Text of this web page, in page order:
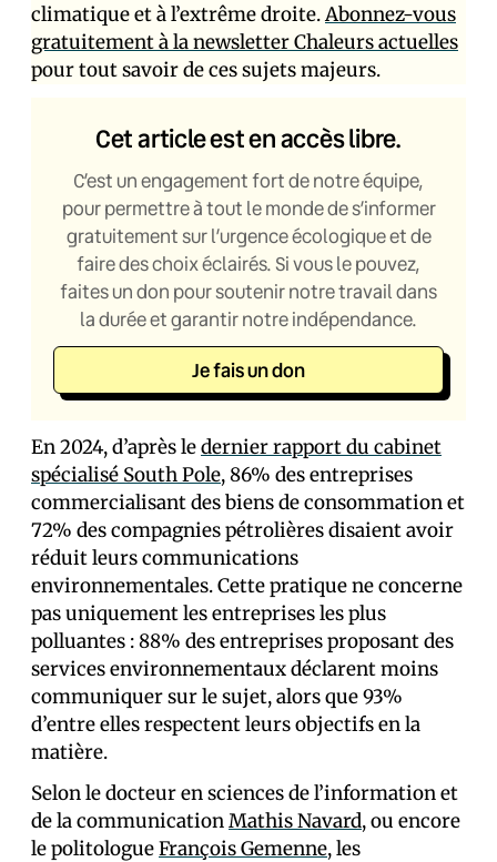
climatique et à l’extrême droite.Abonnez-vous
gratuitement à la newsletter Chaleurs actuelles
pour tout savoir de ces sujets majeurs.
Cet article est en accès libre.
C’est un engagement fort de notre équipe,
pour permettre à tout le monde de s’informer
gratuitement sur l’urgence écologique et de
faire des choix éclairés. Si vous le pouvez,
faites un don pour soutenir notre travail dans
la durée et garantir notre indépendance.
Je fais un don
En 2024, d’après ledernier rapport du cabinet
spécialisé South Pole, 86% des entreprises
commercialisant des biens de consommation et
72% des compagnies pétrolières disaient avoir
réduit leurs communications
environnementales. Cette pratique ne concerne
pas uniquement les entreprises les plus
polluantes : 88% des entreprises proposant des
services environnementaux déclarent moins
communiquer sur le sujet, alors que 93%
d’entre elles respectent leurs objectifs en la
matière.
Selon le docteur en sciences de l’information et
de la communicationMathis Navard, ou encore
le politologueFrançois Gemenne, les